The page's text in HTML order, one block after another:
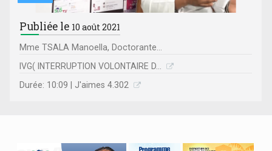
Publiée le 10 août 2021
Mme TSALA Manoella, Doctorante...
IVG( INTERRUPTION VOLONTAIRE D...
Durée: 10:09 | J'aimes 4.302